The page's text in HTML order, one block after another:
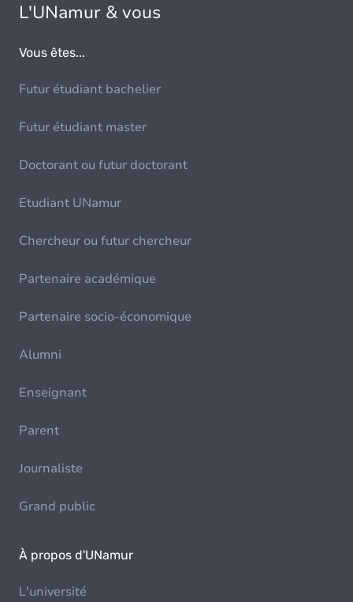
L'UNamur & vous
Vous êtes...
Futur étudiant bachelier
Futur étudiant master
Doctorant ou futur doctorant
Etudiant UNamur
Chercheur ou futur chercheur
Partenaire académique
Partenaire socio-économique
Alumni
Enseignant
Parent
Journaliste
Grand public
À propos d'UNamur
L'université